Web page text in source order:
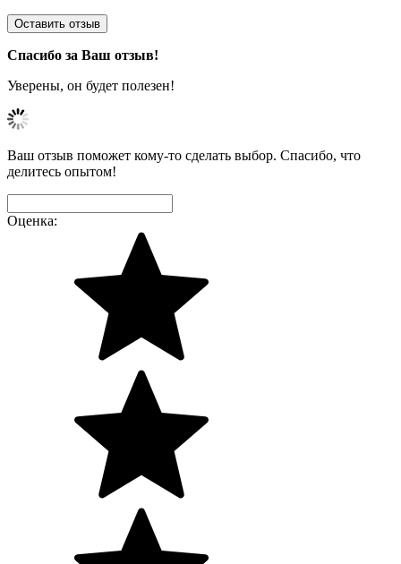
Оставить отзыв
Спасибо за Ваш отзыв!
Уверены, он будет полезен!
Ваш отзыв поможет кому-то сделать выбор. Спасибо, что
делитесь опытом!
Оценка: